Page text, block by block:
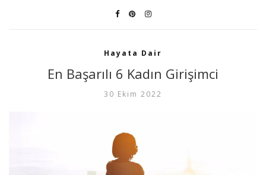
Hayata Dair
En Başarılı 6 Kadın Girişimci
30 Ekim 2022